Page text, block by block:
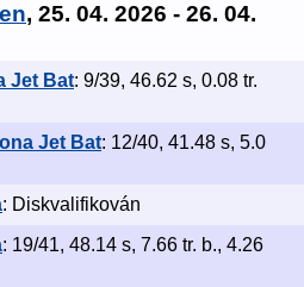
, 25. 04. 2026 - 26. 04.
Jet Bat: 9/39, 46.62 s, 0.08 tr.
Jet Bat: 12/40, 41.48 s, 5.0
: Diskvalifikován
: 19/41, 48.14 s, 7.66 tr. b., 4.26